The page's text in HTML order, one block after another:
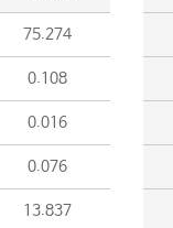
75.274
0.108
0.016
0.076
13.837